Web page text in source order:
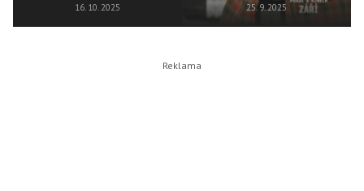
16. 10. 2025 25. 9. 2025